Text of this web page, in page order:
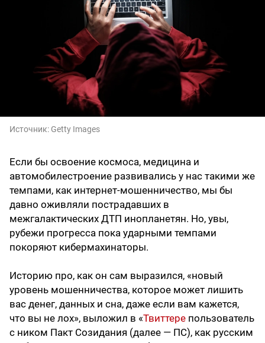
Источник: Getty Images
Если бы освоение космоса, медицина и
автомобилестроение развивались у нас такими же
темпами, как интернет-мошенничество, мы бы
давно оживляли пострадавших в
межгалактических ДТП инопланетян. Но, увы,
рубежи прогресса пока ударными темпами
покоряют кибермахинаторы.
Историю про, как он сам выразился, «новый
уровень мошенничества, которое может лишить
вас денег, данных и сна, даже если вам кажется,
что вы не лох», выложил в «Твиттере пользователь
с ником Пакт Созидания (далее — ПС), как русским